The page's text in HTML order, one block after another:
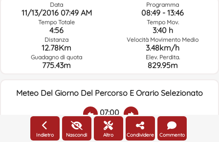
Data
11/13/2016 07:49 AM
Tempo Totale
4:56
Distanza
12.78Km
Guadagno di quota
775.43m
Programma
08:49 - 13:46
Tempo Mov.
3:40 h
Velocità Movimento Medio
3.48km/h
Elev. Perdita.
829.95m
Meteo Del Giorno Del Percorso E Orario Selezionato
07:00
Indietro Nascondi Altro Condividere Commento